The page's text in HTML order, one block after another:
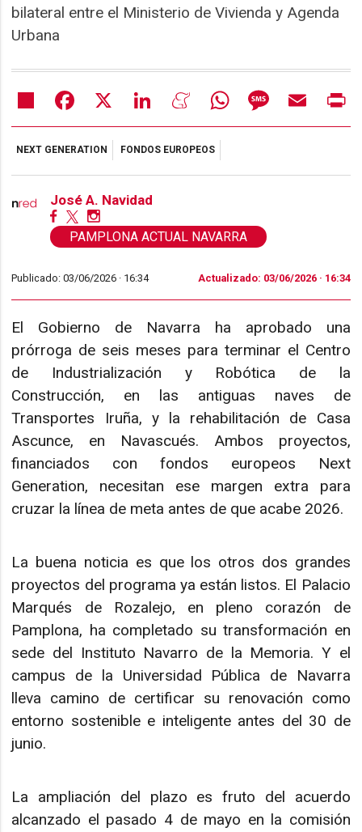
bilateral entre el Ministerio de Vivienda y Agenda
Urbana
Share Facebook LinkedIn MeneameWhatsAppMessageEmail
NEXT GENERATION FONDOS EUROPEOS
José A. Navidad
PAMPLONA ACTUAL NAVARRA
Publicado: 03/06/2026 · 16:34 Actualizado: 03/06/2026 · 16:34
El Gobierno de Navarra ha aprobado una
prórroga de seis meses para terminar el Centro
de Industrialización y Robótica de la
Construcción, en las antiguas naves de
Transportes Iruña, y la rehabilitación de Casa
Ascunce, en Navascués. Ambos proyectos,
financiados con fondos europeos Next
Generation, necesitan ese margen extra para
cruzar la línea de meta antes de que acabe 2026.
La buena noticia es que los otros dos grandes
proyectos del programa ya están listos. El Palacio
Marqués de Rozalejo, en pleno corazón de
Pamplona, ha completado su transformación en
sede del Instituto Navarro de la Memoria. Y el
campus de la Universidad Pública de Navarra
lleva camino de certificar su renovación como
entorno sostenible e inteligente antes del 30 de
junio.
La ampliación del plazo es fruto del acuerdo
alcanzado el pasado 4 de mayo en la comisión